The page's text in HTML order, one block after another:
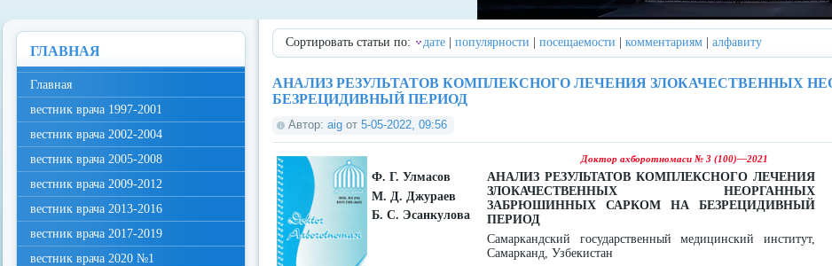
Сортировать статьи по: дате популярности посещаемости комментариям алфавиту
АНАЛИЗ РЕЗУЛЬТАТОВ КОМПЛЕКСНОГО ЛЕЧЕНИЯ ЗЛОКАЧЕСТВЕННЫХ
БЕЗРЕЦИДИВНЫЙ ПЕРИОД
Автор: aig от 5-05-2022, 09:56
Доктор ахборотномаси № 3 (100)—2021
Ф. Г. Улмасов
М. Д. Джураев
Б. С. Эсанкулова
АНАЛИЗ РЕЗУЛЬТАТОВ КОМПЛЕКСНОГО ЛЕЧЕНИЯ
ЗЛОКАЧЕСТВЕННЫХ НЕОРГАННЫХ
ЗАБРЮШИННЫХ САРКОМ НА БЕЗРЕЦИДИВНЫЙ
ПЕРИОД
Самаркандский государственный медицинский институт,
Самарканд, Узбекистан
ГЛАВНАЯ
Главная
вестник врача 1997-2001
вестник врача 2002-2004
вестник врача 2005-2008
вестник врача 2009-2012
вестник врача 2013-2016
вестник врача 2017-2019
вестник врача 2020 №1